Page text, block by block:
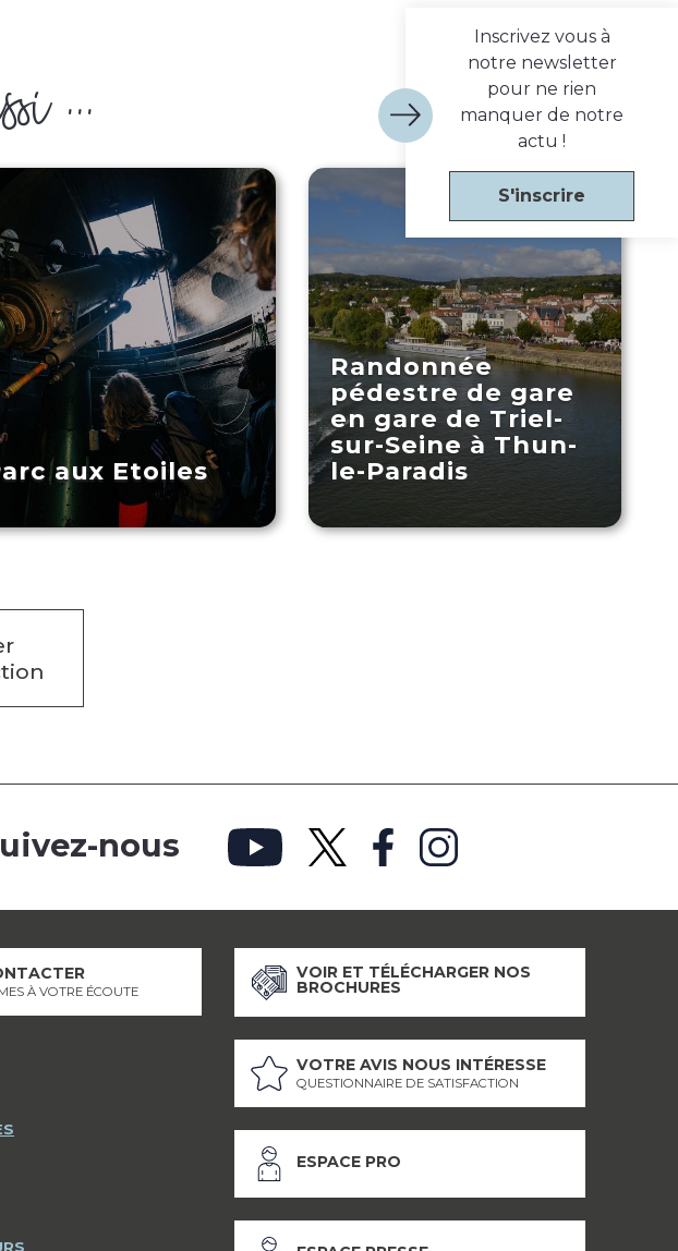
...
aux Etoiles
Randonnée
pédestre de gare
en gare de Triel-
sur-Seine à Thun-
le-Paradis
Inscrivez vous à
notre newsletter
pour ne rien
manquer de notre
actu !
S'inscrire
nous
À VOTRE ÉCOUTE
VOIR ET TÉLÉCHARGER NOS
BROCHURES
VOTRE AVIS NOUS INTÉRESSE
QUESTIONNAIRE DE SATISFACTION
ESPACE PRO